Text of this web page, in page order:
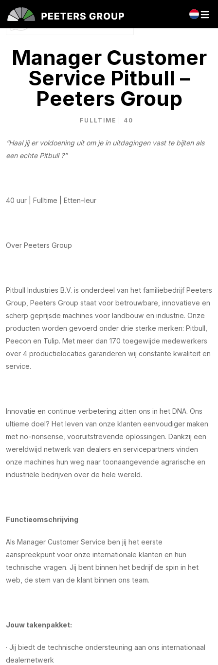
Vragen over deze vacature?
Manager Customer
Service Pitbull –
Peeters Group
FULLTIME 40
“Haal jij er voldoening uit om je in uitdagingen vast te bijten als
een echte Pitbull ?”
40 uur | Fulltime | Etten-leur
Over Peeters Group
Pitbull Industries B.V. is onderdeel van het familiebedrijf Peeters
Group, Peeters Group staat voor betrouwbare, innovatieve en
scherp geprijsde machines voor landbouw en industrie. Onze
producten worden gevoerd onder drie sterke merken: Pitbull,
Peecon en Tulip. Met meer dan 170 toegewijde medewerkers
over 4 productielocaties garanderen wij constante kwaliteit en
service.
Innovatie en continue verbetering zitten ons in het DNA. Ons
ultieme doel? Het leven van onze klanten eenvoudiger maken
met no-nonsense, vooruitstrevende oplossingen. Dankzij een
wereldwijd netwerk van dealers en servicepartners vinden
onze machines hun weg naar toonaangevende agrarische en
industriële bedrijven over de hele wereld.
Functieomschrijving
Als Manager Customer Service ben jij het eerste
aanspreekpunt voor onze internationale klanten en hun
technische vragen. Jij bent binnen het bedrijf de spin in het
web, de stem van de klant binnen ons team.
Jouw takenpakket:
· Jij biedt de technische ondersteuning aan ons internationaal
dealernetwerk